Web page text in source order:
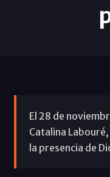
El 28 de
Catalina
la presencia de